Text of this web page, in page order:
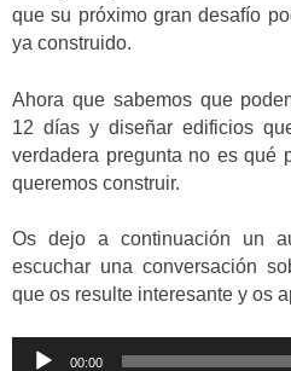
que su próximo gran desafío
ya construido.
Ahora que sabemos que
12 días y diseñar edificios
verdadera pregunta no es qué
queremos construir.
Os dejo a continuación un
escuchar una conversación
que os resulte interesante y os
Reproductor
00:00